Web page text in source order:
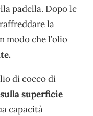
padella. Dopo le
la
modo che l’olio
di cocco di
superficie
capacità